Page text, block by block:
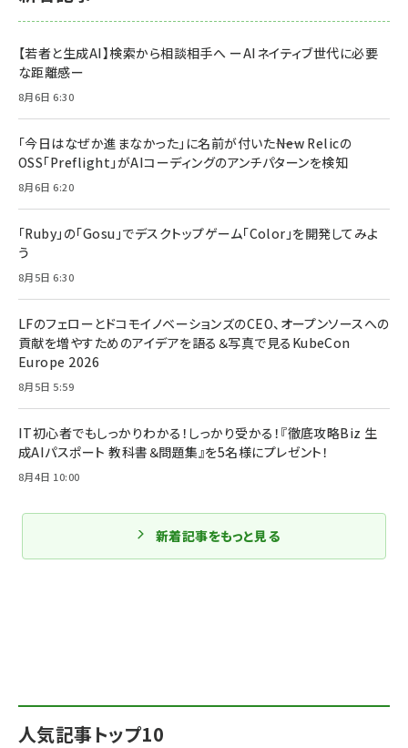
人気記事トップ10
【若者と生成AI】検索から相談相手へ ーAIネイティブ世代に必要
な距離感ー
8月6日 6:30
「今日はなぜか進まなかった」に名前が付いた――New Relicの
OSS「Preflight」がAIコーディングのアンチパターンを検知
8月6日 6:20
「Ruby」の「Gosu」でデスクトップゲーム「Color」を開発してみよ
う
8月5日 6:30
LFのフェローとドコモイノベーションズのCEO、オープンソースへの
貢献を増やすためのアイデアを語る＆写真で見るKubeCon
Europe 2026
8月5日 5:59
IT初心者でもしっかりわかる！しっかり受かる！『徹底攻略Biz 生
成AIパスポート 教科書＆問題集』を5名様にプレゼント！
8月4日 10:00
新着記事をもっと見る